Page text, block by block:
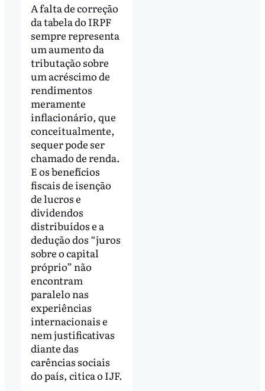
A falta de correção
da tabela do IRPF
sempre representa
um aumento da
tributação sobre
um acréscimo de
rendimentos
meramente
inflacionário, que
conceitualmente,
sequer pode ser
chamado de renda.
E os benefícios
fiscais de isenção
de lucros e
dividendos
distribuídos e a
dedução dos “juros
sobre o capital
próprio” não
encontram
paralelo nas
experiências
internacionais e
nem justificativas
diante das
carências sociais
do país, citica o IJF.